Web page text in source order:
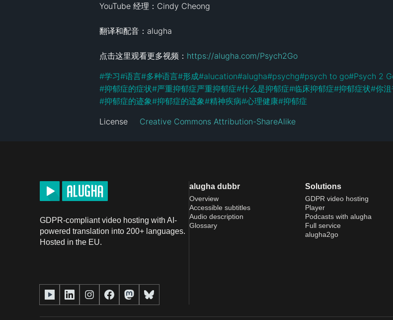
YouTube 经理：Cindy Cheong
翻译和配音：alugha
点击这里观看更多视频： https://alugha.com/Psych2Go
#学习#语言#多种语言#形成#alucation#alugha#psychg#psych to go#Psych 2
#抑郁症的症状#严重抑郁症严重抑郁症#什么是抑郁症#临床抑郁症#抑郁症状#你
#抑郁症的迹象#抑郁症的迹象#精神疾病#心理健康#抑郁症
License Creative Commons Attribution-ShareAlike
GDPR-compliant video hosting with AI-
powered translation into 200+ languages.
Hosted in the EU.
alugha dubbr
Overview
Accessible subtitles
Audio description
Glossary
Solutions
GDPR video hosting
Player
Podcasts with alugha
Full service
alugha2go